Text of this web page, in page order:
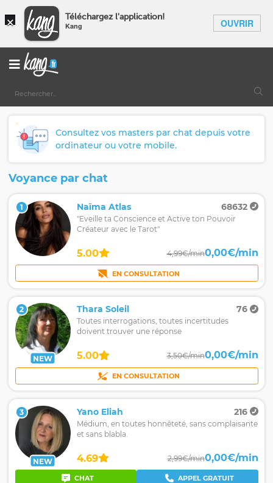
× Téléchargez l'application!
Kang OUVRIR
Consultez vos masters par chat depuis votre
ordinateur ou votre mobile.
Voyance par chat
1 Naïma Atlas 68632
"Eveille ta Conscience et Active ton Pouvoir
Créateur avec le Tarot"
5.00 4,99€/min0,00€/min
EN CONSULTATION
NEW
2 Thara Soleil 76
Toutes interrogations, toutes incertitudes
doivent trouver une réponse
5.00 3,50€/min0,00€/min
EN CONSULTATION
NEW
3 Yano Eliah 216
Médium, en toutes honnêteté, sans complaisante
et sans blabla.
4.69 2,99€/min0,00€/min
CHAT APPEL GRATUIT